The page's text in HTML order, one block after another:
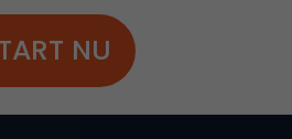
NU